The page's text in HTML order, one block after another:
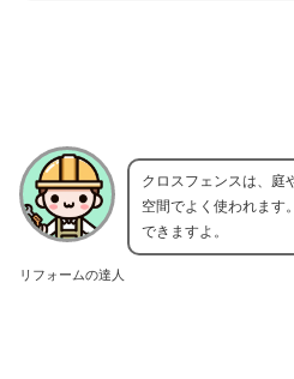
リフォームの達人
クロスフェンスは、庭
空間でよく使われます
できますよ。